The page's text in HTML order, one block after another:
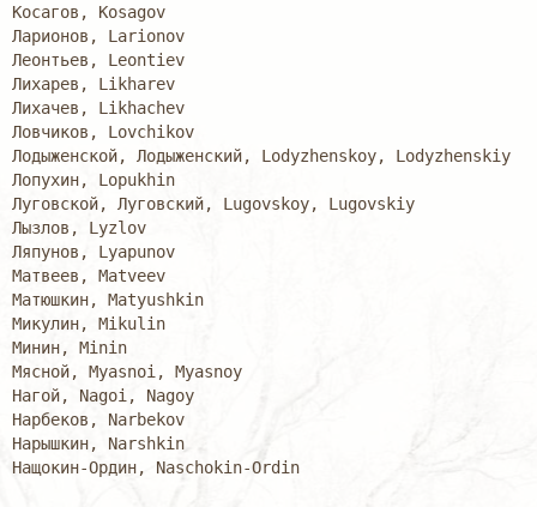
Косагов, Kosagov
Ларионов, Larionov
Леонтьев, Leontiev
Лихарев, Likharev
Лихачев, Likhachev
Ловчиков, Lovchikov
Лодыженской, Лодыженский, Lodyzhenskoy, Lodyzhenskiy
Лопухин, Lopukhin
Луговской, Луговский, Lugovskoy, Lugovskiy
Лызлов, Lyzlov
Ляпунов, Lyapunov
Матвеев, Matveev
Матюшкин, Matyushkin
Микулин, Mikulin
Минин, Minin
Мясной, Myasnoi, Myasnoy
Нагой, Nagoi, Nagoy
Нарбеков, Narbekov
Нарышкин, Narshkin
Нащокин-Ордин, Naschokin-Ordin